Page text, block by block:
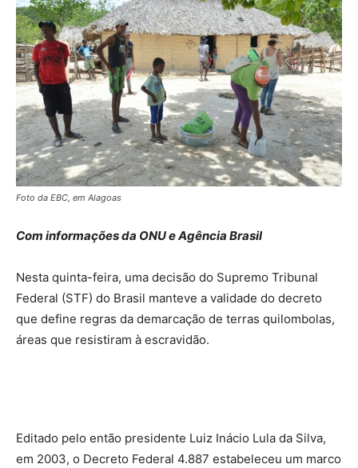
Foto da EBC, em Alagoas
Com informações da ONU e Agência Brasil
Nesta quinta-feira, uma decisão do Supremo Tribunal
Federal (STF) do Brasil manteve a validade do decreto
que define regras da demarcação de terras quilombolas,
áreas que resistiram à escravidão.
Editado pelo então presidente Luiz Inácio Lula da Silva,
em 2003, o Decreto Federal 4.887 estabeleceu um marco